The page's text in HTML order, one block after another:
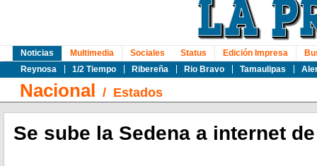
Noticias
Reynosa
1/2 Tiempo Ribereña Rio Bravo Tamaulipas
Multimedia Sociales Status Edición Impresa
Nacional / Estados
Se sube la Sedena a internet